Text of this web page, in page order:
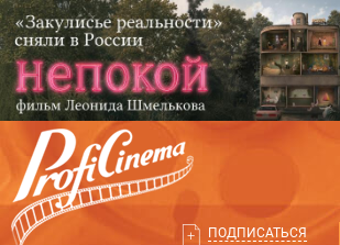
ПОДПИСАТЬСЯ